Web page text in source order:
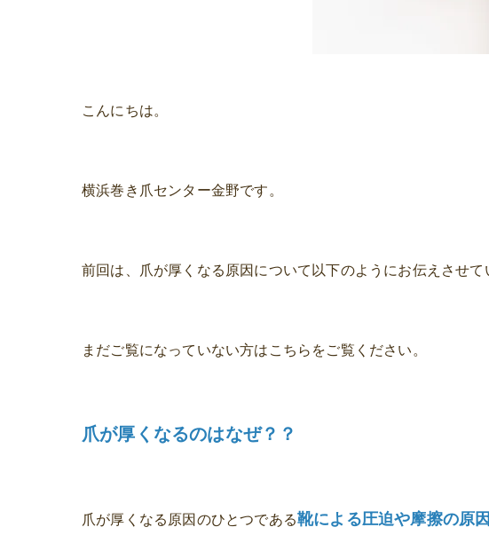
こんにちは。
横浜巻き爪センター金野です。
前回は、爪が厚くなる原因について以下のようにお伝えさせて
まだご覧になっていない方はこちらをご覧ください。
爪が厚くなるのはなぜ？？
爪が厚くなる原因のひとつである靴による圧迫や摩擦の原因